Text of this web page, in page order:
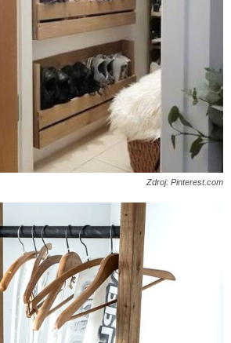
Zdroj: Pinterest.com